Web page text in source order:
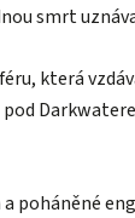
smrt
která
poháněné